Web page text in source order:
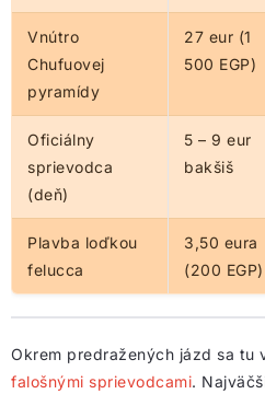
Vnútro
Chufuovej
pyramídy
27 eur (1
500 EGP)
Oficiálny
sprievodca
(deň)
5 – 9 eur
bakšiš
Plavba loďkou
felucca
3,50 eura
(200 EGP)
Okrem predražených jázd sa tu
falošnými sprievodcami.